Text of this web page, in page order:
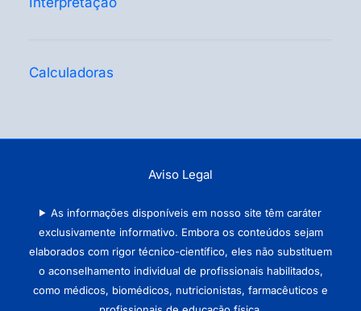
Calculadoras
Aviso Legal
As informações disponíveis em nosso site têm caráter
exclusivamente informativo. Embora os conteúdos sejam
elaborados com rigor técnico-científico, eles não substituem
o aconselhamento individual de profissionais habilitados,
como médicos, biomédicos, nutricionistas, farmacêuticos e